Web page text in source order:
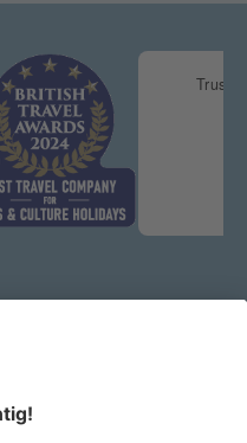
schönsten Reisen gerne